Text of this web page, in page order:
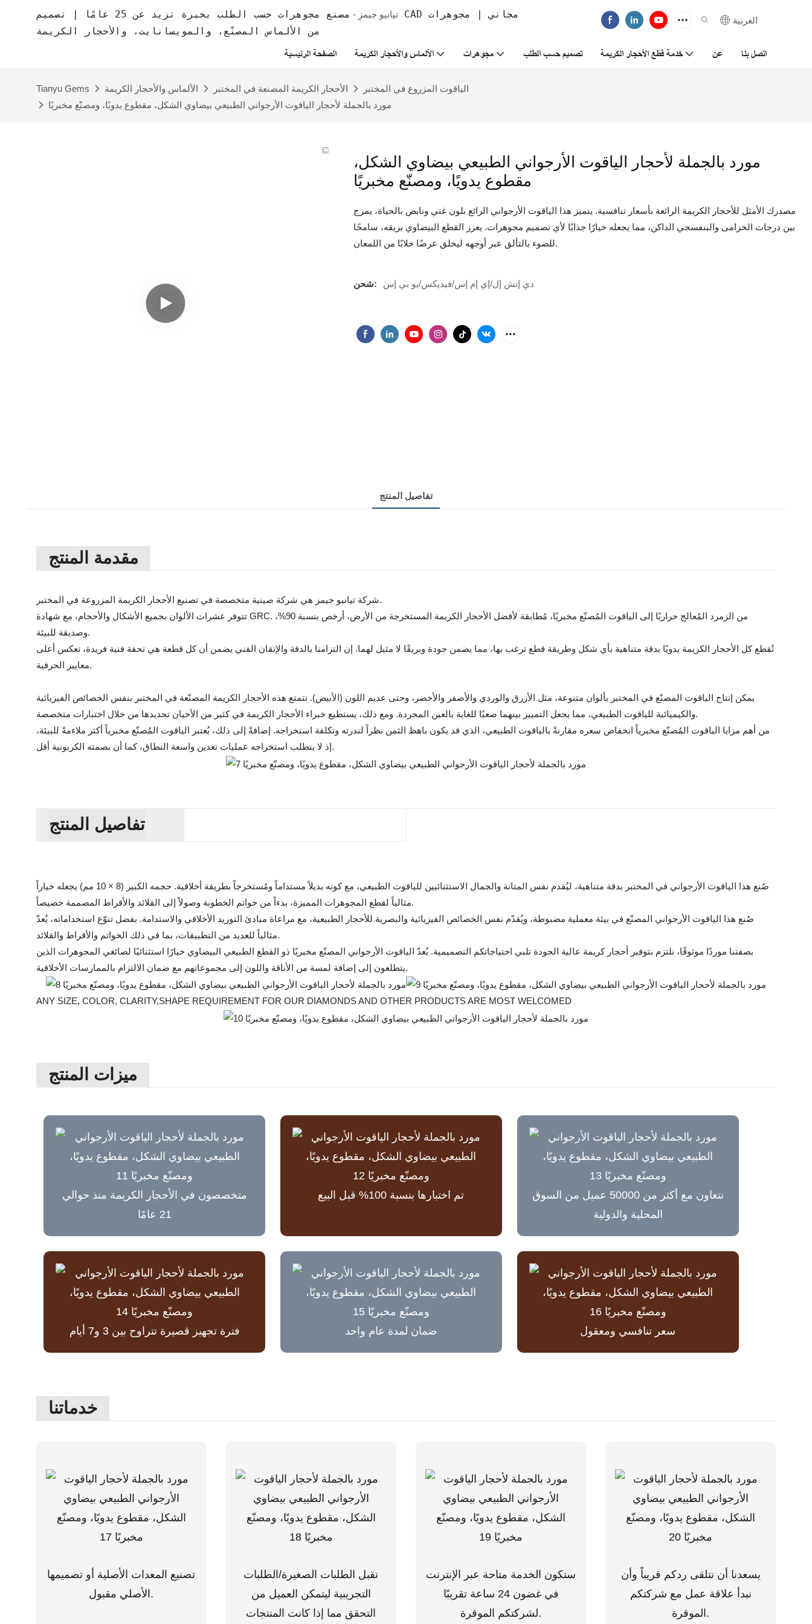
تيانيو جيمز -
مصنع مجوهرات حسب الطلب بخبرة تزيد عن 25 عامًا | تصميم CAD مجاني | مجوهرات
من الألماس المصنّع، والمويسانايت، والأحجار الكريمة
العربية
الصفحة الرئيسية الألماس والأحجار الكريمة مجوهرات تصميم حسب الطلب خدمة قطع الأحجار الكريمة عن اتصل بنا
Tianyu Gems الألماس والأحجار الكريمة الأحجار الكريمة المصنعة في المختبر
الياقوت المزروع في المختبر
مورد بالجملة لأحجار الياقوت الأرجواني الطبيعي بيضاوي الشكل، مقطوع يدويًا، ومصنّع مخبريًا
مورد بالجملة لأحجار الياقوت الأرجواني الطبيعي بيضاوي الشكل،
مقطوع يدويًا، ومصنّع مخبريًا
مصدرك الأمثل للأحجار الكريمة الرائعة بأسعار تنافسية. يتميز هذا الياقوت الأرجواني الرائع بلون غني ونابض بالحياة، يمزج
بين درجات الخزامى والبنفسجي الداكن، مما يجعله خيارًا جذابًا لأي تصميم مجوهرات. يعزز القطع البيضاوي بريقه، سامحًا
للضوء بالتألق عبر أوجهه ليخلق عرضًا خلابًا من اللمعان.
شحن: دي إتش إل/إي إم إس/فيديكس/يو بي إس
تفاصيل المنتج
مقدمة المنتج
شركة تيانيو جيمز هي شركة صينية متخصصة في تصنيع الأحجار الكريمة المزروعة في المختبر.
تتوفر عشرات الألوان بجميع الأشكال والأحجام، مع شهادة GRC. من الزمرد المُعالج حراريًا إلى الياقوت المُصنّع مخبريًا، مُطابقة لأفضل الأحجار الكريمة المستخرجة من الأرض، أرخص بنسبة 90%،
وصديقة للبيئة.
تُقطع كل الأحجار الكريمة يدويًا بدقة متناهية بأي شكل وطريقة قطع ترغب بها، مما يضمن جودة وبريقًا لا مثيل لهما. إن التزامنا بالدقة والإتقان الفني يضمن أن كل قطعة هي تحفة فنية فريدة، تعكس أعلى
معايير الحرفية.
يمكن إنتاج الياقوت المصنّع في المختبر بألوان متنوعة، مثل الأزرق والوردي والأصفر والأخضر، وحتى عديم اللون (الأبيض). تتمتع هذه الأحجار الكريمة المصنّعة في المختبر بنفس الخصائص الفيزيائية
والكيميائية للياقوت الطبيعي، مما يجعل التمييز بينهما صعبًا للغاية بالعين المجردة. ومع ذلك، يستطيع خبراء الأحجار الكريمة في كثير من الأحيان تحديدها من خلال اختبارات متخصصة.
من أهم مزايا الياقوت المُصنّع مخبرياً انخفاض سعره مقارنةً بالياقوت الطبيعي، الذي قد يكون باهظ الثمن نظراً لندرته وتكلفة استخراجه. إضافةً إلى ذلك، يُعتبر الياقوت المُصنّع مخبرياً أكثر ملاءمةً للبيئة،
إذ لا يتطلب استخراجه عمليات تعدين واسعة النطاق، كما أن بصمته الكربونية أقل.
تفاصيل المنتج
صُنع هذا الياقوت الأرجواني في المختبر بدقة متناهية، ليُقدم نفس المتانة والجمال الاستثنائيين للياقوت الطبيعي، مع كونه بديلاً مستداماً ومُستخرجاً بطريقة أخلاقية. حجمه الكبير (8 × 10 مم) يجعله خياراً
مثالياً لقطع المجوهرات المميزة، بدءاً من خواتم الخطوبة وصولاً إلى القلائد والأقراط المصممة خصيصاً.
صُنع هذا الياقوت الأرجواني المصنّع في بيئة معملية مضبوطة، ويُقدّم نفس الخصائص الفيزيائية والبصرية للأحجار الطبيعية، مع مراعاة مبادئ التوريد الأخلاقي والاستدامة. بفضل تنوّع استخداماته، يُعدّ
مثالياً للعديد من التطبيقات، بما في ذلك الخواتم والأقراط والقلائد.
بصفتنا موردًا موثوقًا، نلتزم بتوفير أحجار كريمة عالية الجودة تلبي احتياجاتكم التصميمية. يُعدّ الياقوت الأرجواني المصنّع مخبريًا ذو القطع الطبيعي البيضاوي خيارًا استثنائيًا لصائغي المجوهرات الذين
يتطلعون إلى إضافة لمسة من الأناقة واللون إلى مجموعاتهم مع ضمان الالتزام بالممارسات الأخلاقية.
ANY SIZE, COLOR, CLARITY,SHAPE REQUIREMENT FOR OUR DIAMONDS AND OTHER PRODUCTS ARE MOST WELCOMED
ميزات المنتج
متخصصون في الأحجار الكريمة منذ حوالي
21 عامًا
تم اختبارها بنسبة 100% قبل البيع
نتعاون مع أكثر من 50000 عميل من السوق
المحلية والدولية
فترة تجهيز قصيرة تتراوح بين 3 و7 أيام ضمان لمدة عام واحد سعر تنافسي ومعقول
خدماتنا
تصنيع المعدات الأصلية أو تصميمها
الأصلي مقبول.
نقبل الطلبات الصغيرة/الطلبات
التجريبية ليتمكن العميل من
التحقق مما إذا كانت المنتجات
ستكون الخدمة متاحة عبر الإنترنت
في غضون 24 ساعة تقريبًا
لشركتكم الموقرة.
يسعدنا أن نتلقى ردكم قريباً وأن
نبدأ علاقة عمل مع شركتكم
الموقرة.